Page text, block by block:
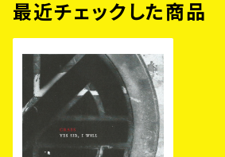
最近チェックした商品